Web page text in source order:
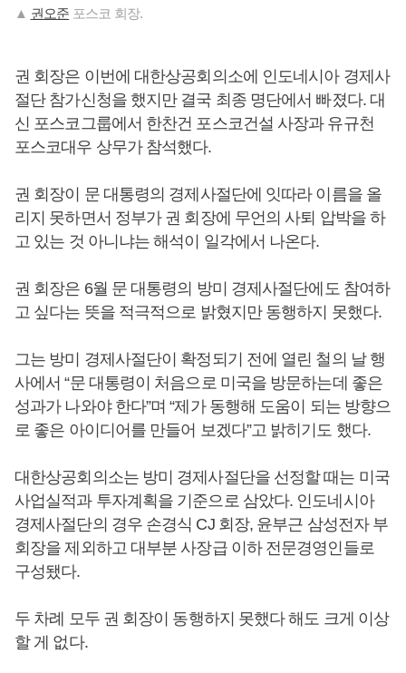
▲ 권오준 포스코 회장.
권 회장은 이번에 대한상공회의소에 인도네시아 경제사
절단 참가신청을 했지만 결국 최종 명단에서 빠졌다. 대
신 포스코그룹에서 한찬건 포스코건설 사장과 유규천
포스코대우 상무가 참석했다.
권 회장이 문 대통령의 경제사절단에 잇따라 이름을 올
리지 못하면서 정부가 권 회장에 무언의 사퇴 압박을 하
고 있는 것 아니냐는 해석이 일각에서 나온다.
권 회장은 6월 문 대통령의 방미 경제사절단에도 참여하
고 싶다는 뜻을 적극적으로 밝혔지만 동행하지 못했다.
그는 방미 경제사절단이 확정되기 전에 열린 철의 날 행
사에서 “문 대통령이 처음으로 미국을 방문하는데 좋은
성과가 나와야 한다”며 “제가 동행해 도움이 되는 방향으
로 좋은 아이디어를 만들어 보겠다”고 밝히기도 했다.
대한상공회의소는 방미 경제사절단을 선정할 때는 미국
사업실적과 투자계획을 기준으로 삼았다. 인도네시아
경제사절단의 경우 손경식 CJ 회장, 윤부근 삼성전자 부
회장을 제외하고 대부분 사장급 이하 전문경영인들로
구성됐다.
두 차례 모두 권 회장이 동행하지 못했다 해도 크게 이상
할 게 없다.